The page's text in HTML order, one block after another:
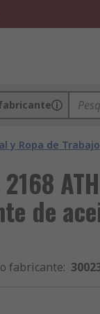
y Ropa de Trabajo
de
fabricante: